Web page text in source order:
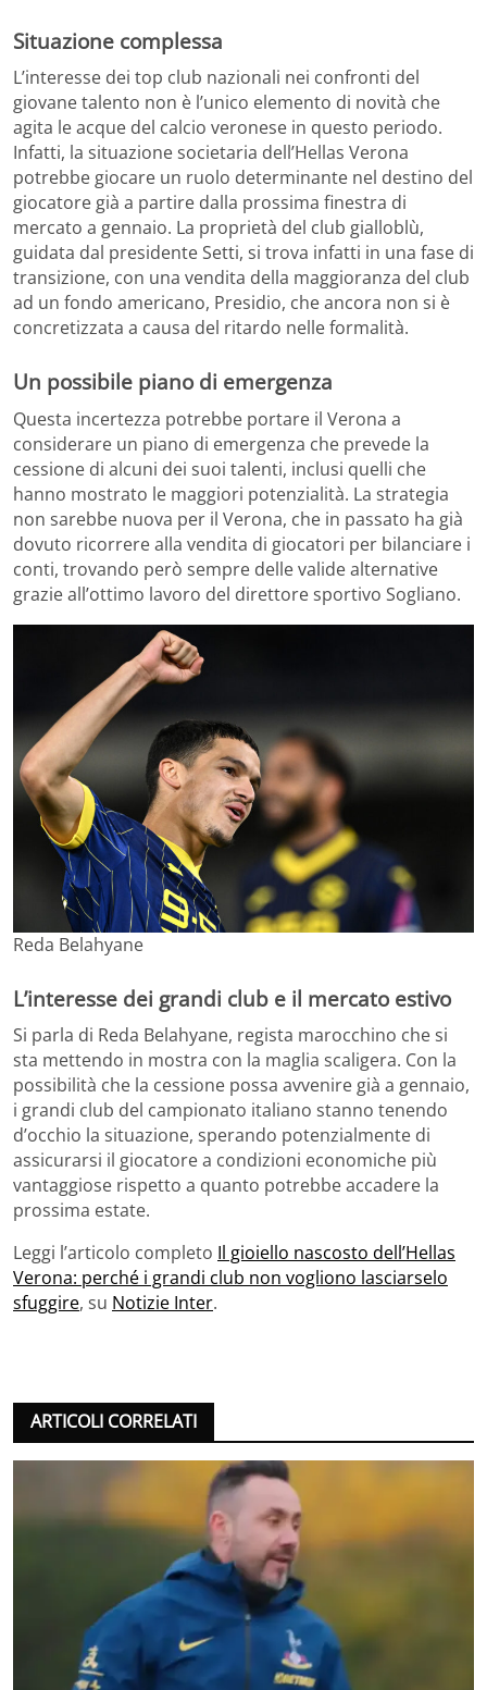
Situazione complessa
L’interesse dei top club nazionali nei confronti del
giovane talento non è l’unico elemento di novità che
agita le acque del calcio veronese in questo periodo.
Infatti, la situazione societaria dell’Hellas Verona
potrebbe giocare un ruolo determinante nel destino del
giocatore già a partire dalla prossima finestra di
mercato a gennaio. La proprietà del club gialloblù,
guidata dal presidente Setti, si trova infatti in una fase di
transizione, con una vendita della maggioranza del club
ad un fondo americano, Presidio, che ancora non si è
concretizzata a causa del ritardo nelle formalità.
Un possibile piano di emergenza
Questa incertezza potrebbe portare il Verona a
considerare un piano di emergenza che prevede la
cessione di alcuni dei suoi talenti, inclusi quelli che
hanno mostrato le maggiori potenzialità. La strategia
non sarebbe nuova per il Verona, che in passato ha già
dovuto ricorrere alla vendita di giocatori per bilanciare i
conti, trovando però sempre delle valide alternative
grazie all’ottimo lavoro del direttore sportivo Sogliano.
Reda Belahyane
L’interesse dei grandi club e il mercato estivo
Si parla di Reda Belahyane, regista marocchino che si
sta mettendo in mostra con la maglia scaligera. Con la
possibilità che la cessione possa avvenire già a gennaio,
i grandi club del campionato italiano stanno tenendo
d’occhio la situazione, sperando potenzialmente di
assicurarsi il giocatore a condizioni economiche più
vantaggiose rispetto a quanto potrebbe accadere la
prossima estate.
Leggi l’articolo completo Il gioiello nascosto dell’Hellas
Verona: perché i grandi club non vogliono lasciarselo
sfuggire, su Notizie Inter.
ARTICOLI CORRELATI